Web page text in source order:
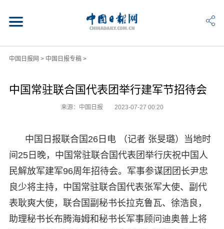
中国日报网 > 中国日报专稿>
中国常驻联合国代表团举行建军节招待会
来源：中国日报 2023-07-27 00:20
中国日报联合国26日电 （记者 张旻璐）当地时
间25日晚，中国常驻联合国代表团举行庆祝中国人
民解放军建军96周年招待会。军事参谋团团长尹忠
良少将主持，中国常驻联合国代表张军大使、副代
表耿爽大使，联合国副秘书长拉克鲁瓦、徐浩良，
助理秘书长布腾海姆和秘书长军事顾问迪奥普上将